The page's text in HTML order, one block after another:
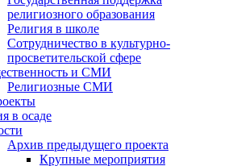
религиозного образования
Религия в школе
Сотрудничество в культурно-
просветительской сфере
и СМИ
Религиозные СМИ
в осаде
Архив предыдущего проекта
Крупные мероприятия